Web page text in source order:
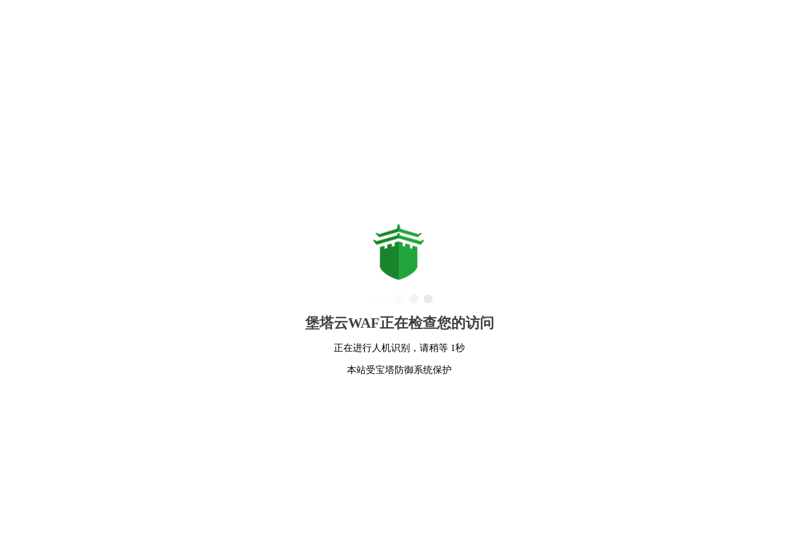
堡塔云WAF正在检查您的访问
正在进行人机识别，请稍等 1秒
本站受宝塔防御系统保护